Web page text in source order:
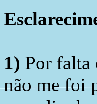
1) Por falta
não me foi